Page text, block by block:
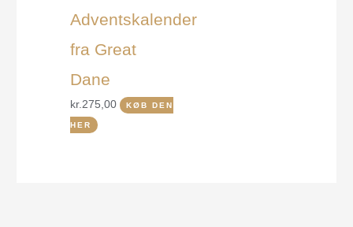
Adventskalender
fra Great
Dane
kr.275,00 KØB DEN
HER